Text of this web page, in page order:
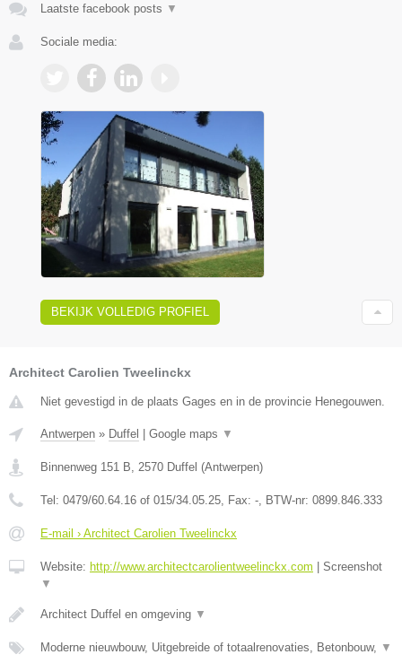
Laatste facebook posts ▼
Sociale media:
BEKIJK VOLLEDIG PROFIEL
Architect Carolien Tweelinckx
Niet gevestigd in de plaats Gages en in de provincie Henegouwen.
Antwerpen » Duffel Google maps ▼
Binnenweg 151 B, 2570 Duffel (Antwerpen)
Tel: 0479/60.64.16 of 015/34.05.25, Fax: -, BTW-nr: 0899.846.333
E-mail › Architect Carolien Tweelinckx
Website: http://www.architectcarolientweelinckx.com
Screenshot
▼
Architect Duffel en omgeving ▼
Moderne nieuwbouw, Uitgebreide of totaalrenovaties, Betonbouw, ▼